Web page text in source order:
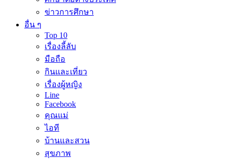
ข่าวการศึกษา
อื่น ๆ
Top 10
เรื่องลี้ลับ
มือถือ
กินและเที่ยว
เรื่องผู้หญิง
Line
Facebook
คุณแม่
ไอที
บ้านและสวน
สุขภาพ